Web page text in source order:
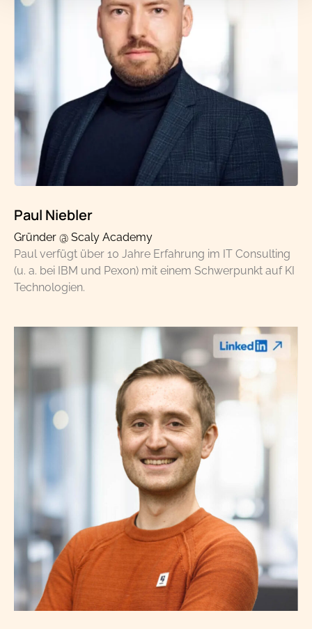
Paul Niebler
Gründer @ Scaly Academy
Paul verfügt über 10 Jahre Erfahrung im IT Consulting
(u. a. bei IBM und Pexon) mit einem Schwerpunkt auf KI
Technologien.